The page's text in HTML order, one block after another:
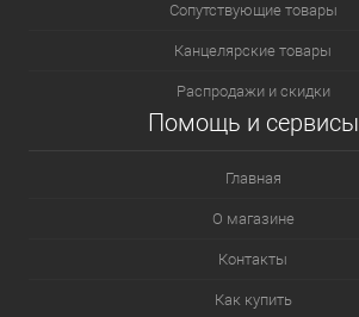
Сопутствующие товары
Канцелярские товары
Распродажи и скидки
Помощь и сервисы
Главная
О магазине
Контакты
Как купить